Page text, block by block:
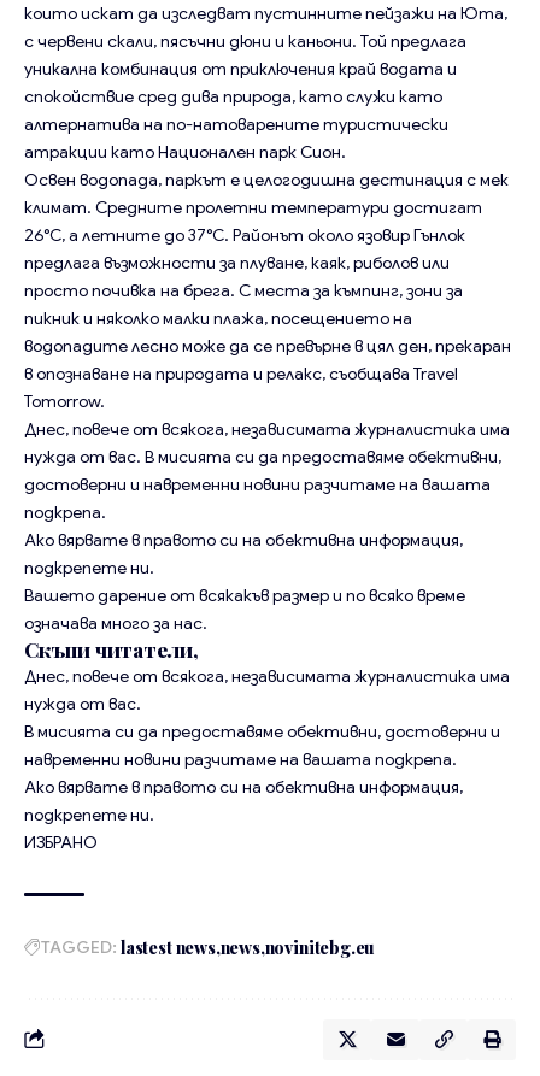
които искат да изследват пустинните пейзажи на Юта,
с червени скали, пясъчни дюни и каньони. Той предлага
уникална комбинация от приключения край водата и
спокойствие сред дива природа, като служи като
алтернатива на по-натоварените туристически
атракции като Национален парк Сион.
Освен водопада, паркът е целогодишна дестинация с мек
климат. Средните пролетни температури достигат
26°C, а летните до 37°C. Районът около язовир Гънлок
предлага възможности за плуване, каяк, риболов или
просто почивка на брега. С места за къмпинг, зони за
пикник и няколко малки плажа, посещението на
водопадите лесно може да се превърне в цял ден, прекаран
в опознаване на природата и релакс, съобщава Travel
Tomorrow.
Днес, повече от всякога, независимата журналистика има
нужда от вас. В мисията си да предоставяме обективни,
достоверни и навременни новини разчитаме на вашата
подкрепа.
Ако вярвате в правото си на обективна информация,
подкрепете ни.
Вашето дарение от всякакъв размер и по всяко време
означава много за нас.
Скъпи читатели,
Днес, повече от всякога, независимата журналистика има
нужда от вас.
В мисията си да предоставяме обективни, достоверни и
навременни новини разчитаме на вашата подкрепа.
Ако вярвате в правото си на обективна информация,
подкрепете ни.
ИЗБРАНО
TAGGED: lastest news news novinitebg.eu